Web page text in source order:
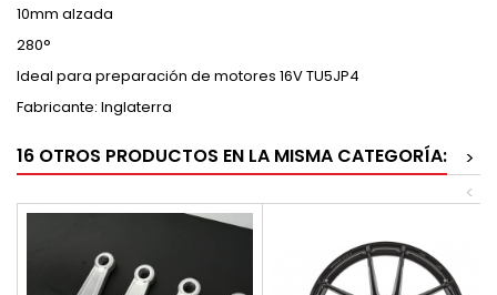
10mm alzada
280°
Ideal para preparación de motores 16V TU5JP4
Fabricante: Inglaterra
16 OTROS PRODUCTOS EN LA MISMA CATEGORÍA:
>
<